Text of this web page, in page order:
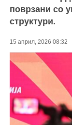
поврзани со
структури.
15 април, 2026 08:32